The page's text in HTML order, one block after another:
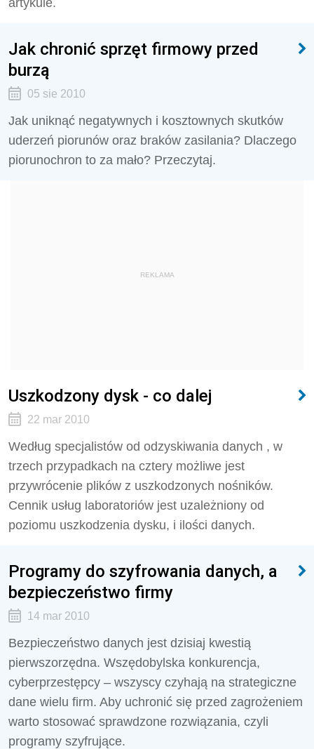
artykule.
Jak chronić sprzęt firmowy przed
burzą
05 sie 2010
Jak uniknąć negatywnych i kosztownych skutków
uderzeń piorunów oraz braków zasilania? Dlaczego
piorunochron to za mało? Przeczytaj.
REKLAMA
Uszkodzony dysk - co dalej
22 mar 2010
Według specjalistów od odzyskiwania danych , w
trzech przypadkach na cztery możliwe jest
przywrócenie plików z uszkodzonych nośników.
Cennik usług laboratoriów jest uzależniony od
poziomu uszkodzenia dysku, i ilości danych.
Programy do szyfrowania danych, a
bezpieczeństwo firmy
14 mar 2010
Bezpieczeństwo danych jest dzisiaj kwestią
pierwszorzędna. Wszędobylska konkurencja,
cyberprzestępcy – wszyscy czyhają na strategiczne
dane wielu firm. Aby uchronić się przed zagrożeniem
warto stosować sprawdzone rozwiązania, czyli
programy szyfrujące.